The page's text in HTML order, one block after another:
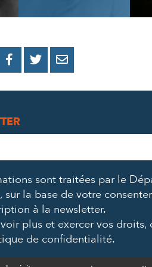

PARTAGER
PARTAGER
PARTAGER
sont traitées par le
sur la base de votre
à la newsletter.
plus et exercer vos droits,
de confidentialité.